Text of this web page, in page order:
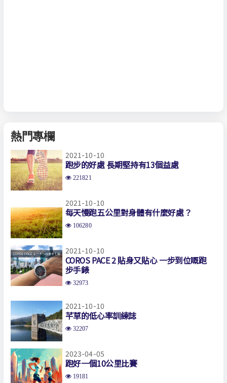
熱門專欄
2021-10-10
跑步的好處 長期堅持有13個益處
221821
2021-10-10
每天慢跑五公里對身體有什麼好處？
106280
2021-10-10
COROS PACE 2 貼身又貼心 一步到位嘅跑
步手錶
32973
2021-10-10
芊草的低心率訓練誌
32207
2023-04-05
跑好一個10公里比賽
19181